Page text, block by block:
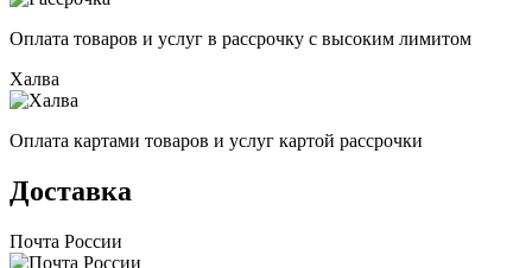
Оплата товаров и услуг в рассрочку с высоким лимитом
Халва
Оплата картами товаров и услуг картой рассрочки
Доставка
Почта России